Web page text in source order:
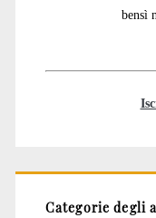
bensì
Categorie degli